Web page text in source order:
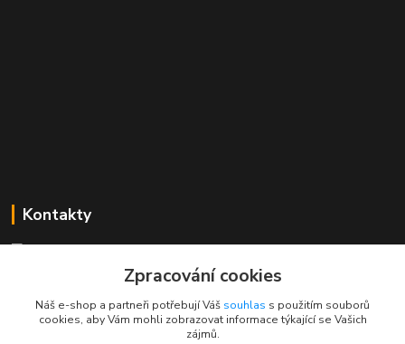
Kontakty
+420 725 613 837
info@rajklubicek.cz
Zpracování cookies
Náš e-shop a partneři potřebují Váš souhlas s použitím souborů
cookies, aby Vám mohli zobrazovat informace týkající se Vašich
zájmů.